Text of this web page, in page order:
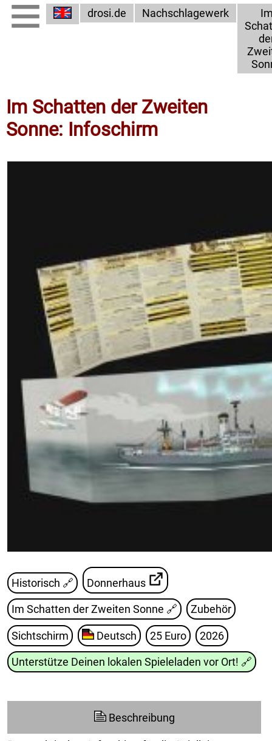
drosi.de Nachschlagewerk
Im Schatten der Zweiten
Sonne: Infoschirm
Historisch 🔗 Donnerhaus
Im Schatten der Zweiten Sonne 🔗 Zubehör
Sichtschirm Deutsch 25 Euro 2026
Unterstütze Deinen lokalen Spieleladen vor Ort! 🔗
Beschreibung